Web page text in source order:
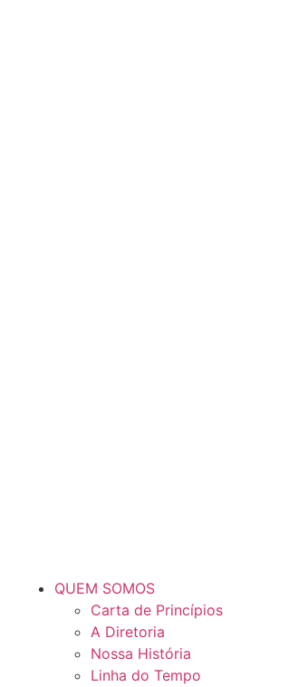
QUEM SOMOS
Carta de Princípios
A Diretoria
Nossa História
Linha do Tempo